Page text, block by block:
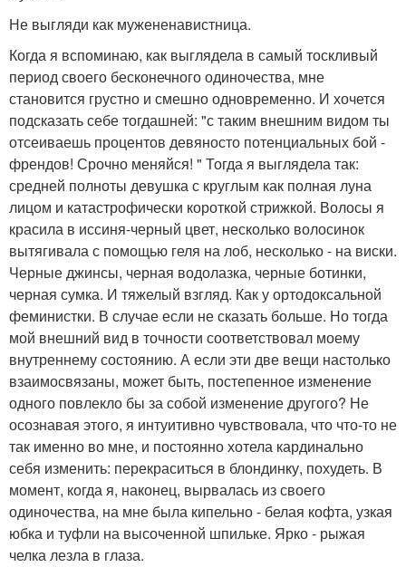
Не выгляди как мужененавистница.
Когда я вспоминаю, как выглядела в самый тоскливый
период своего бесконечного одиночества, мне
становится грустно и смешно одновременно. И хочется
подсказать себе тогдашней: "с таким внешним видом ты
отсеиваешь процентов девяносто потенциальных бой -
френдов! Срочно меняйся! " Тогда я выглядела так:
средней полноты девушка с круглым как полная луна
лицом и катастрофически короткой стрижкой. Волосы я
красила в иссиня-черный цвет, несколько волосинок
вытягивала с помощью геля на лоб, несколько - на виски.
Черные джинсы, черная водолазка, черные ботинки,
черная сумка. И тяжелый взгляд. Как у ортодоксальной
феминистки. В случае если не сказать больше. Но тогда
мой внешний вид в точности соответствовал моему
внутреннему состоянию. А если эти две вещи настолько
взаимосвязаны, может быть, постепенное изменение
одного повлекло бы за собой изменение другого? Не
осознавая этого, я интуитивно чувствовала, что что-то не
так именно во мне, и постоянно хотела кардинально
себя изменить: перекраситься в блондинку, похудеть. В
момент, когда я, наконец, вырвалась из своего
одиночества, на мне была кипельно - белая кофта, узкая
юбка и туфли на высоченной шпильке. Ярко - рыжая
челка лезла в глаза.